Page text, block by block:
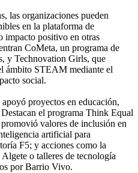
las organizaciones pueden
en la plataforma de
impacto positivo en otras
CoMeta, un programa de
y Technovation Girls, que
ámbito STEAM mediante el
social.
proyectos en educación,
el programa Think Equal
valores de inclusión en
artificial para
F5; y acciones como la
o talleres de tecnología
por Barrio Vivo.